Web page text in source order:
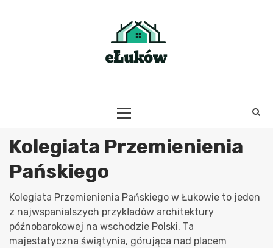
PRIMARY
Kolegiata Przemienienia
Pańskiego
Kolegiata Przemienienia Pańskiego w Łukowie to jeden
z najwspanialszych przykładów architektury
późnobarokowej na wschodzie Polski. Ta
majestatyczna świątynia, górująca nad placem